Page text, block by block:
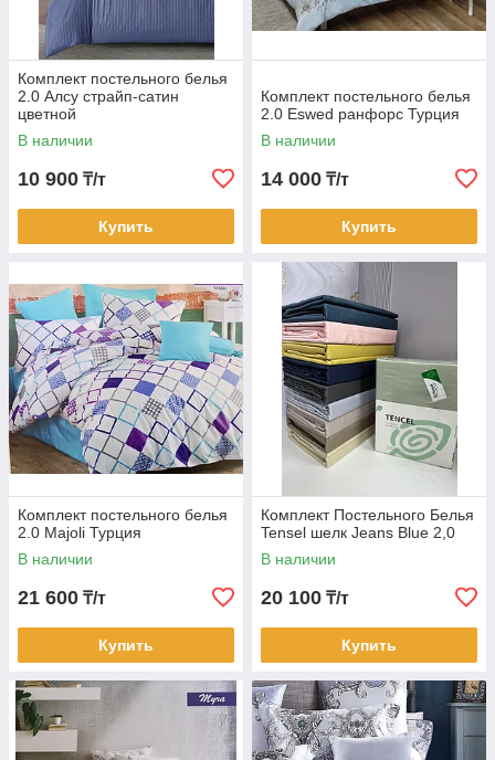
Комплект постельного белья
2.0 Алсу страйп-сатин
цветной
В наличии
10 900 ₸/т
Купить
Комплект постельного белья
2.0 Eswed ранфорс Турция
В наличии
14 000 ₸/т
Купить
Комплект постельного белья
2.0 Majoli Турция
В наличии
21 600 ₸/т
Купить
Комплект Постельного Белья
Tensel шелк Jeans Blue 2,0
В наличии
20 100 ₸/т
Купить